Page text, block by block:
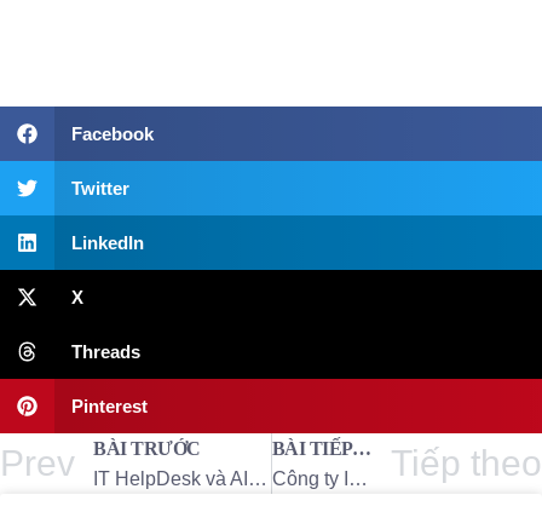
Facebook
Twitter
LinkedIn
X
Threads
Pinterest
Prev
BÀI TRƯỚC
IT HelpDesk và AI – Công nghệ kết hợp đột phá – Trung Tín ITS
BÀI TIẾP THEO
Công ty IT HelpDesk hàng đầu tại Việt Nam – Trung Tín ITS
Tiếp theo